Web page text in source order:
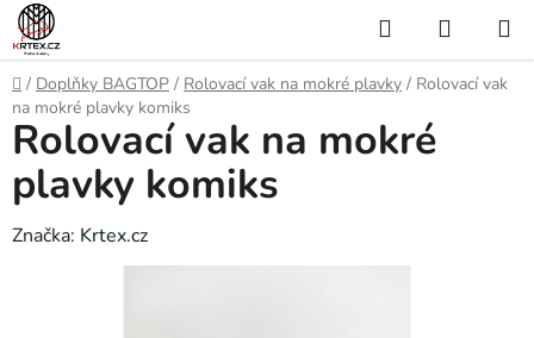
Přejít
na
obsah
Hledat
KOŠÍK
Domů
/ Doplňky BAGTOP / Rolovací vak na mokré plavky / Rolovací vak
na mokré plavky komiks
Rolovací vak na mokré
plavky komiks
Značka: Krtex.cz